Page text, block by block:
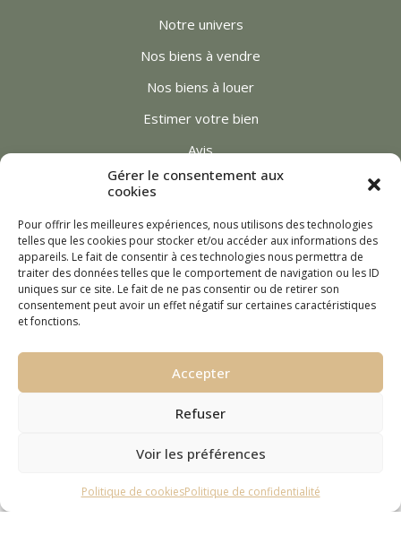
Gérer le consentement aux
cookies
Pour offrir les meilleures expériences, nous utilisons des technologies
telles que les cookies pour stocker et/ou accéder aux informations des
appareils. Le fait de consentir à ces technologies nous permettra de
traiter des données telles que le comportement de navigation ou les ID
uniques sur ce site. Le fait de ne pas consentir ou de retirer son
consentement peut avoir un effet négatif sur certaines caractéristiques
et fonctions.
Accepter
Refuser
Voir les préférences
Politique de cookiesPolitique de confidentialité
Notre univers
Nos biens à vendre
Nos biens à louer
Estimer votre bien
Avis
Actualités
AD Immobilier
|
Bareme Honoraire Location 2026
|
Mentions légales
Politique de confidentialité